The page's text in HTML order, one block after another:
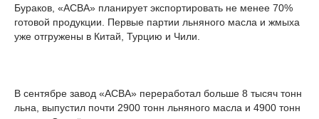
Бураков, «АСВА» планирует экспортировать не менее 70%
готовой продукции. Первые партии льняного масла и жмыха
уже отгружены в Китай, Турцию и Чили.
В сентябре завод «АСВА» переработал больше 8 тысяч тонн
льна, выпустил почти 2900 тонн льняного масла и 4900 тонн